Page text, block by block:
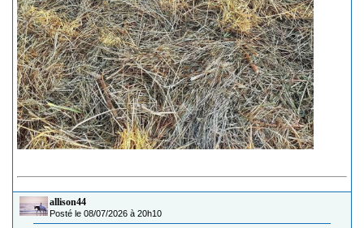
allison44
Posté le 08/07/2026 à 20h10